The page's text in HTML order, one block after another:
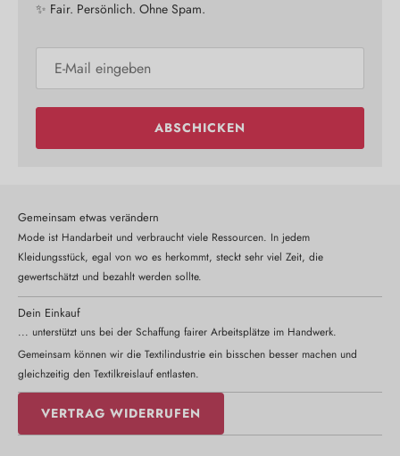
✨ Fair. Persönlich. Ohne Spam.
ABSCHICKEN
Gemeinsam etwas verändern
Mode ist Handarbeit und verbraucht viele Ressourcen. In jedem
Kleidungsstück, egal von wo es herkommt, steckt sehr viel Zeit, die
gewertschätzt und bezahlt werden sollte.
Dein Einkauf
... unterstützt uns bei der Schaffung fairer Arbeitsplätze im Handwerk.
Gemeinsam können wir die Textilindustrie ein bisschen besser machen und
gleichzeitig den Textilkreislauf entlasten.
VERTRAG WIDERRUFEN